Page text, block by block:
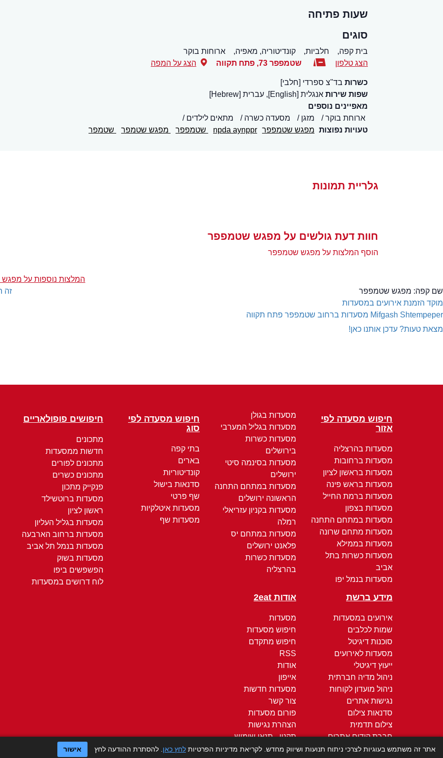
שעות פתיחה
סוגים
בית קפה, חלביות, קונדיטוריה, מאפיה,
ארוחות בוקר
הצג טלפון
שטמפפר 73 , פתח תקווה הצג על המפה
כשרות בד"צ ספרדי [חלבי]
שפות שירות אנגלית [English], עברית [Hebrew]
מאפיינים נוספים
ארוחת בוקר
מזגן מסעדה כשרה
מתאים לילדים
טעויות נפוצות מפגש שטמפפר npda aynppr שטמפפר מפגש שטמפר שטמפר
גלריית תמונות
חוות דעת גולשים על מפגש שטמפפר
הוסף המלצות על מפגש שטמפפר
המלצות נוספות על
זה שם קפה: מפגש שטמפפר
מוקד הזמנת אירועים במסעדות
Mifgash Shtempeper מסעדות ברחוב שטמפפר פתח תקווה
מצאת טעות? עדכן אותנו כאן!
חיפוש מסעדה לפי
אזור
מסעדות בהרצליה
מסעדות ברחובות
מסעדות בראשון לציון
מסעדות בראש פינה
מסעדות ברמת החייל
מסעדות בצפון
מסעדות במתחם התחנה
מסעדות מתחם שרונה
מסעדות בממילא
מסעדות כשרות בתל
אביב
מסעדות בנמל יפו
מסעדות בגולן
מסעדות בגליל המערבי
מסעדות כשרות
בירושלים
מסעדות בסינמה סיטי
ירושלים
מסעדות במתחם התחנה
הראשונה ירושלים
מסעדות בקניון עזריאלי
רמלה
מסעדות במתחם יס
פלאנט ירושלים
מסעדות כשרות
בהרצליה
חיפוש מסעדה לפי
סוג
בתי קפה
בארים
קונדיטוריות
סדנאות בישול
שף פרטי
מסעדות איטלקיות
מסעדות שף
חיפושים פופולאריים
מתכונים
חדשות ממסעדות
מתכונים לפורים
מתכונים כשרים
פנקייק מתכון
מסעדות ברוטשילד
ראשון לציון
מסעדות בגליל העליון
מסעדות ברחוב הארבעה
מסעדות בנמל תל אביב
מסעדות בשוק
הפשפשים ביפו
לוח דרושים במסעדות
מידע ברשת
אירועים במסעדות
שמות לכלבים
סוכנות דיגיטל
מסעדות לאירועים
ייעוץ דיגיטלי
ניהול מדיה חברתית
ניהול מועדון לקוחות
נגישות אתרים
סדנאות צילום
צילום תדמית
חברת קידום אתרים
קידום ממומן
אודות 2eat
מסעדות
חיפוש מסעדות
חיפוש מתקדם
RSS
אודות
אייפון
מסעדות חדשות
צור קשר
פורום מסעדות
הצהרת נגישות
תקנון - תנאי שימוש
מדיניות הפרטיות
אתר זה משתמש בעוגיות לצרכי ניתוח תנועות ושיווק מחדש. לקריאת מדיניות הפרטיות לחץ כאן . להסתרת ההודעה לחץ אישור